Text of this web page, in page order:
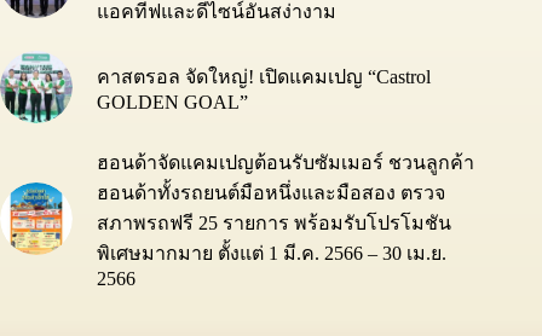
แอคทีฟและดีไซน์อันสง่างาม
คาสตรอล จัดใหญ่! เปิดแคมเปญ “Castrol
GOLDEN GOAL”
ฮอนด้าจัดแคมเปญต้อนรับซัมเมอร์ ชวนลูกค้า
ฮอนด้าทั้งรถยนต์มือหนึ่งและมือสอง ตรวจ
สภาพรถฟรี 25 รายการ พร้อมรับโปรโมชัน
พิเศษมากมาย ตั้งแต่ 1 มี.ค. 2566 – 30 เม.ย.
2566